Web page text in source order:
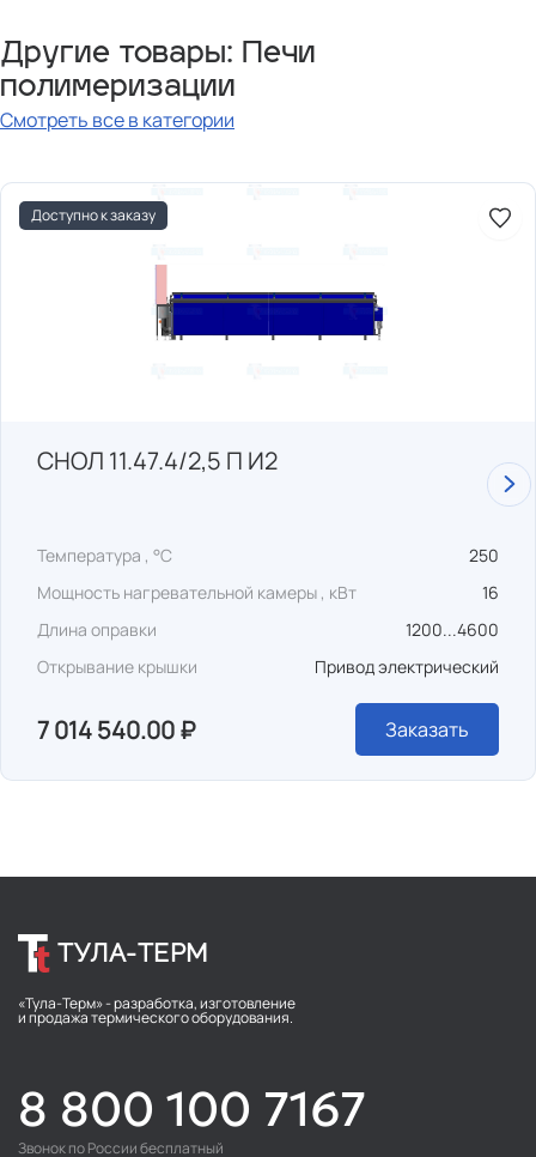
Другие товары: Печи
полимеризации
Смотреть все в категории
Доступно к заказу
СНОЛ 11.47.4/2,5 П И2
Температура , °C
250
Мощность нагревательной камеры , кВт
16
Длина оправки
1200...4600
Открывание крышки
Привод электрический
7 014 540.00 ₽ Заказать
ТУЛА-ТЕРМ
«Тула-Терм» - разработка, изготовление
и продажа термического оборудования.
8 800 100 7167
Звонок по России бесплатный